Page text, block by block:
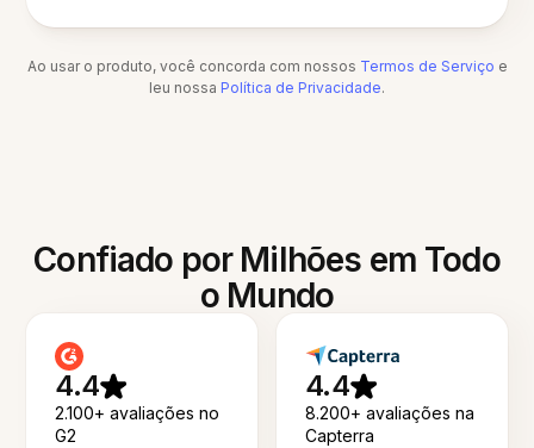
Ao usar o produto, você concorda com nossos Termos de Serviço e
leu nossa Política de Privacidade.
Confiado por Milhões em Todo
o Mundo
4.4
2.100+ avaliações no
G2
4.4
8.200+ avaliações na
Capterra